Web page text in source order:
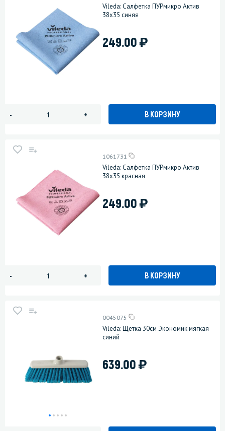
Vileda: Салфетка ПУРмикро Актив
38х35 синяя
249.00)
- + В КОРЗИНУ
1061731
Vileda: Салфетка ПУРмикро Актив
38х35 красная
249.00)
- + В КОРЗИНУ
0045075
Vileda: Щетка 30см Экономик мягкая
синий
639.00)